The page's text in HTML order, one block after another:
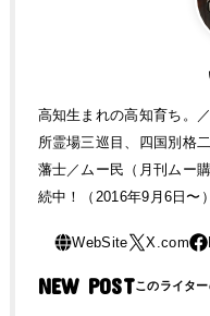
高知生まれの高知育ち。
所霊場三巡目、四国別格
藩士／ムー民（月刊ムー
続中！（2016年9月6日〜）
NEW POST